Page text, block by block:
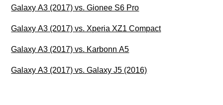
Galaxy A3 (2017) vs. Gionee S6 Pro
Galaxy A3 (2017) vs. Xperia XZ1 Compact
Galaxy A3 (2017) vs. Karbonn A5
Galaxy A3 (2017) vs. Galaxy J5 (2016)